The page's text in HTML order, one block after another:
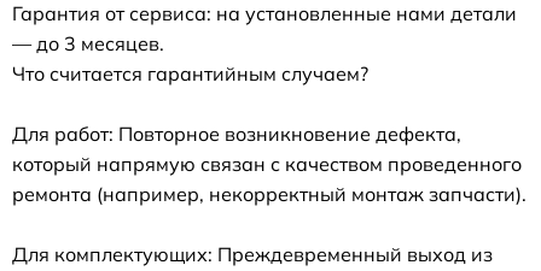
Гарантия от сервиса: на установленные нами детали
— до 3 месяцев.
Что считается гарантийным случаем?
Для работ: Повторное возникновение дефекта,
который напрямую связан с качеством проведенного
ремонта (например, некорректный монтаж запчасти).
Для комплектующих: Преждевременный выход из